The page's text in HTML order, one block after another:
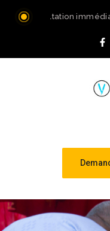
Consultation